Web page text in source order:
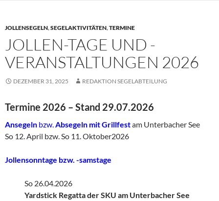
JOLLENSEGELN,SEGELAKTIVITÄTEN,TERMINE
JOLLEN-TAGE UND -
VERANSTALTUNGEN 2026
DEZEMBER 31, 2025 REDAKTION SEGELABTEILUNG
Termine 2026 – Stand 29.07.2026
Ansegeln bzw. Absegeln mit Grillfestam Unterbacher See
So 12. April bzw. So 11. Oktober2026
Jollensonntage bzw. -samstage
So 26.04.2026
Yardstick Regatta der SKU am Unterbacher See